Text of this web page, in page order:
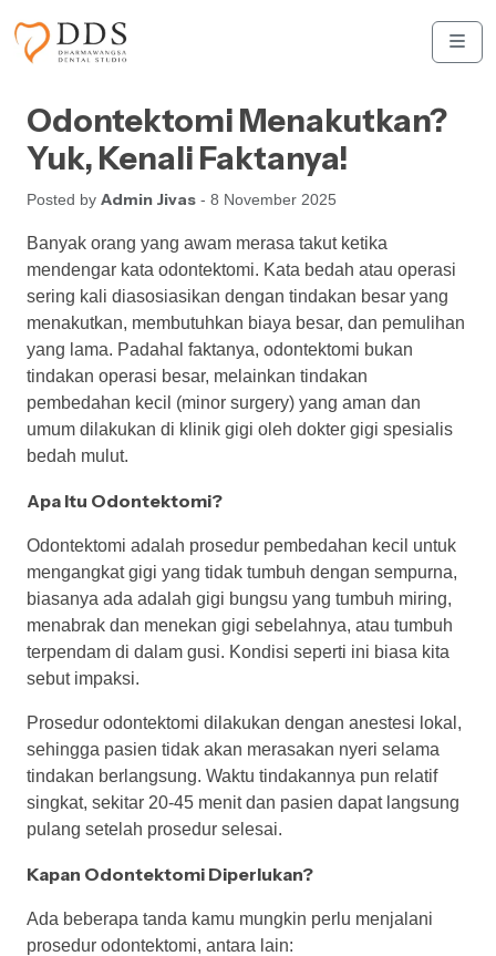
Odontektomi Menakutkan?
Yuk, Kenali Faktanya!
Posted by Admin Jivas - 8 November 2025
Banyak orang yang awam merasa takut ketika
mendengar kata odontektomi. Kata bedah atau operasi
sering kali diasosiasikan dengan tindakan besar yang
menakutkan, membutuhkan biaya besar, dan pemulihan
yang lama. Padahal faktanya, odontektomi bukan
tindakan operasi besar, melainkan tindakan
pembedahan kecil (minor surgery) yang aman dan
umum dilakukan di klinik gigi oleh dokter gigi spesialis
bedah mulut.
Apa Itu Odontektomi?
Odontektomi adalah prosedur pembedahan kecil untuk
mengangkat gigi yang tidak tumbuh dengan sempurna,
biasanya ada adalah gigi bungsu yang tumbuh miring,
menabrak dan menekan gigi sebelahnya, atau tumbuh
terpendam di dalam gusi. Kondisi seperti ini biasa kita
sebut impaksi.
Prosedur odontektomi dilakukan dengan anestesi lokal,
sehingga pasien tidak akan merasakan nyeri selama
tindakan berlangsung. Waktu tindakannya pun relatif
singkat, sekitar 20-45 menit dan pasien dapat langsung
pulang setelah prosedur selesai.
Kapan Odontektomi Diperlukan?
Ada beberapa tanda kamu mungkin perlu menjalani
prosedur odontektomi, antara lain: